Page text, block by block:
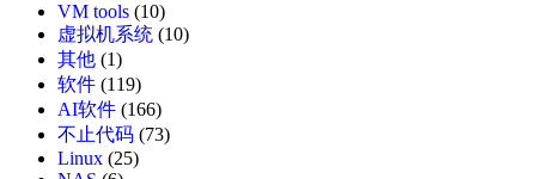
VM tools (10)
虚拟机系统 (10)
其他 (1)
软件 (119)
AI软件 (166)
不止代码 (73)
Linux (25)